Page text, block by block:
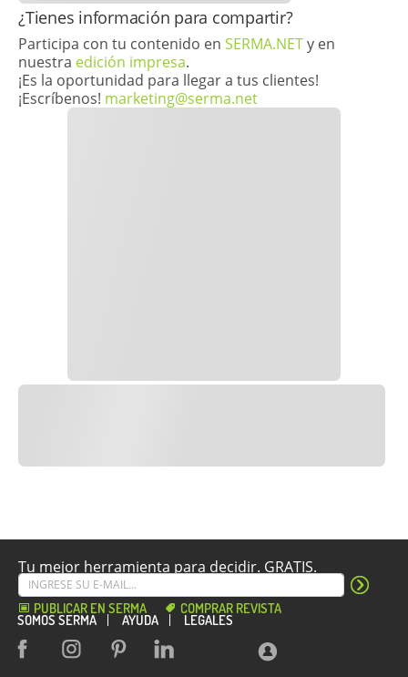
​​¿Tienes información para compartir?
Participa con tu contenido en SERMA.NETy en
nuestra edición impresa.
¡Es la oportunidad para llegar a tus clientes!
¡Escríbenos! marketing@serma.net
Tu mejor herramienta para decidir. GRATIS.
PUBLICAR EN SERMA COMPRAR REVISTA
SOMOS SERMA AYUDA LEGALES